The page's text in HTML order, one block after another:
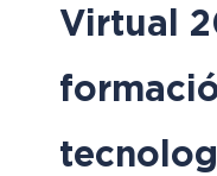
Virtual